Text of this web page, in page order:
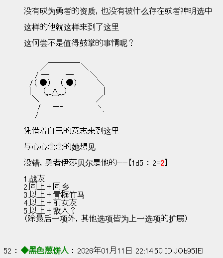
没有成为勇者的资质，也没有被什么存在或者神明选中
这样的他就这样来到了这里
这何尝不是值得鼓掌的事情呢？
／　　　　　　＼
/ ─　　　─　　　＼
/（ ●）　 （ ●）　　　 ＼
|　　（__人__）　　　　　　 |
＼　｀ ⌒´ 　　　　　 ／
/　　ー‐　　　　　　ヽ
/　　　　　　　　　　　 ｀
凭借着自己的意志来到这里
与心心念念的她想见
没错，勇者伊莎贝尔是他的——【1d5 ： 2=2】
1.战友
2.同上＋同乡
3.以上＋青梅竹马
4.以上＋前女友
5.以上＋敌人？
（除最后一项外，其他选项皆为上一选项的扩展）
52 ： ◆黑色葱饼人 ： 2026年01月11日 22:14:50 ID:JQb95IEl